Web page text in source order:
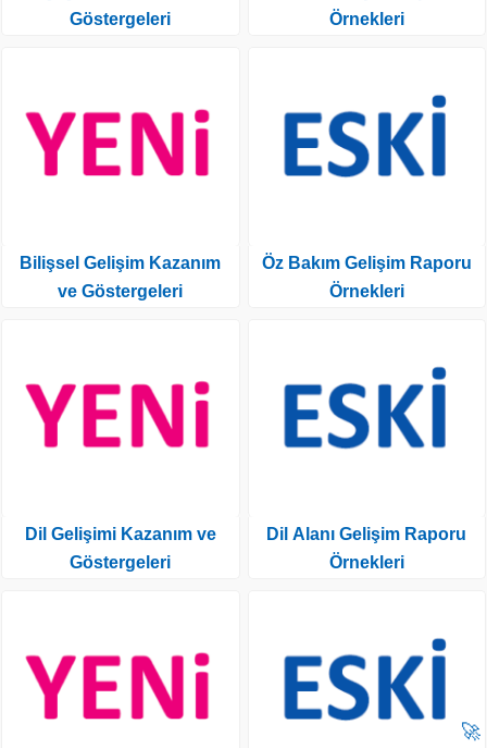
Göstergeleri
Bilişsel Gelişim Kazanım
ve Göstergeleri
Dil Gelişimi Kazanım ve
Göstergeleri
Örnekleri
Öz Bakım Gelişim Raporu
Örnekleri
Dil Alanı Gelişim Raporu
Örnekleri
🚀